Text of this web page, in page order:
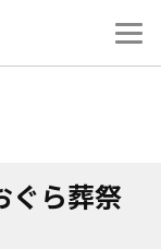
ら葬祭